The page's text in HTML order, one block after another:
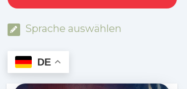
Sprache auswählen
DE